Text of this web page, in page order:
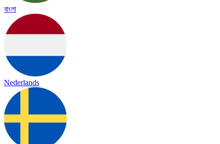
বাংলা
Nederlands